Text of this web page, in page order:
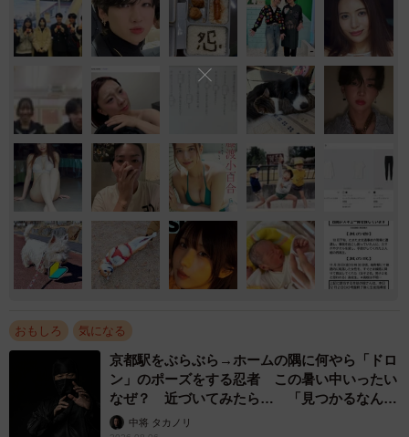
おもしろ 気になる
京都駅をぶらぶら→ホームの隅に何やら「ドロ
ン」のポーズをする忍者 この暑い中いったい
なぜ？ 近づいてみたら… 「見つかるなんて
未熟」中将 タカノリ